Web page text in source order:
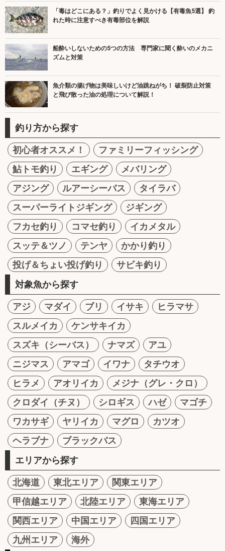
「毒はどこにある？」釣りでよく見かける【有毒魚5選】 釣
れた時に注意すべき有毒部位を解説
船酔いしないための5つの方法 専門家に聞く酔いのメカニ
ズムと対策
魚介類の揚げ物は美味しいけど油跳ねがち！ 破裂防止対策
と飛び散った油の処理について解説！
釣り方から探す
初心者オススメ！
ファミリーフィッシング
鮎トモ釣り
エギング
メバリング
アジング
ルアーシーバス
タイラバ
スーパーライトジギング
ジギング
フカセ釣り
コマセ釣り
イカメタル
スッテ＆ツノ
テンヤ
かかり釣り
投げ＆ちょい投げ釣り
サビキ釣り
対象魚から探す
アジ マダイ ブリ イサキ
ヒラマサ
スルメイカ
ケンサキイカ
スズキ（シーバス）
ナマズ
アユ
ニジマス
アマゴ イワナ
タチウオ
ヒラメ
アオリイカ
メジナ（グレ・クロ）
クロダイ（チヌ）
シロギス ハゼ
マゴチ
ワカサギ
ヤリイカ マグロ
カツオ
ヘラブナ
ブラックバス
エリアから探す
北海道 東北エリア
関東エリア
甲信越エリア
北陸エリア
東海エリア
関西エリア
中国エリア
四国エリア
九州エリア
海外